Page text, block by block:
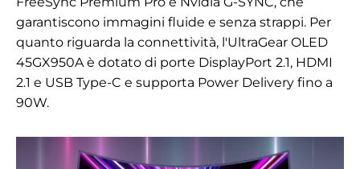
garantiscono immagini fluide e senza strappi. Per
quanto riguarda la connettività, l'UltraGear OLED
45GX950A è dotato di porte DisplayPort 2.1, HDMI
2.1 e USB Type-C e supporta Power Delivery fino a
90W.